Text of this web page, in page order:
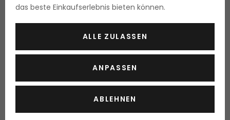
Eau Jeune L'Échappée
Belle
Driclor Antiperspirant
Antiperspirant gegen
das beste Einkaufserlebnis bieten können.
ALLE ZULASSEN
ANPASSEN
ABLEHNEN